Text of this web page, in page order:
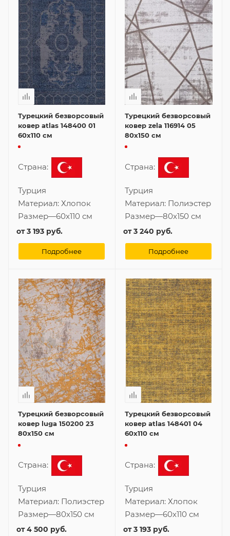
Турецкий безворсовый
ковер atlas 148400 01
60x110 см
Страна:
Турция
Материал: Хлопок
Размер—60x110 см
от3 193 руб.
Подробнее
Турецкий безворсовый
ковер zela 116914 05
80x150 см
Страна:
Турция
Материал: Полиэстер
Размер—80x150 см
от3 240 руб.
Подробнее
Турецкий безворсовый
ковер luga 150200 23
80x150 см
Страна:
Турция
Материал: Полиэстер
Размер—80x150 см
от4 500 руб.
Турецкий безворсовый
ковер atlas 148401 04
60x110 см
Страна:
Турция
Материал: Хлопок
Размер—60x110 см
от3 193 руб.